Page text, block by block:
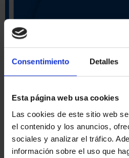
Consentimiento Detalles
Esta página web usa cookies
Las cookies de este sitio web
el contenido y los anuncios,
sociales y analizar el tráfico.
información sobre el uso que
ORDENAR POR: